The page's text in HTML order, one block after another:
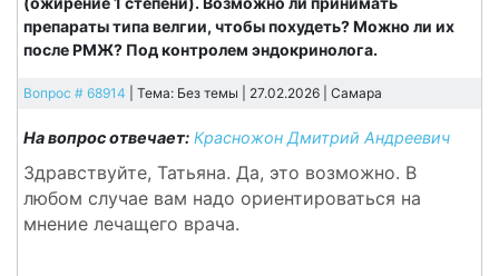
препараты типа велгии, чтобы похудеть? Можно ли их
после РМЖ? Под контролем эндокринолога.
Вопрос # 68914 | Тема: Без темы | 27.02.2026 | Самара
На вопрос отвечает: Красножон Дмитрий Андреевич
Здравствуйте, Татьяна. Да, это возможно. В
любом случае вам надо ориентироваться на
мнение лечащего врача.